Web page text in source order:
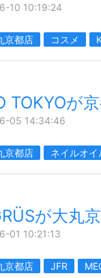
10 10:19:24
京都店 コスメ
TOKYOが
05 14:34:46
京都店 ネイルオイ
が大丸
01 10:21:13
京都店 JFR